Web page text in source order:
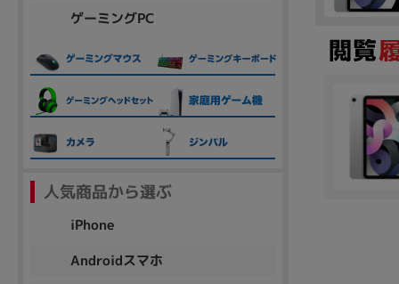
ゲーミングPC
人気商品から選ぶ
iPhone
Androidスマホ
円 ～
各項目のチェックボックスは「or検索」となります。